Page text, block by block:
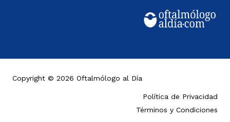
Copyright © 2026 Oftalmólogo al Día
Política de Privacidad
Términos y Condiciones